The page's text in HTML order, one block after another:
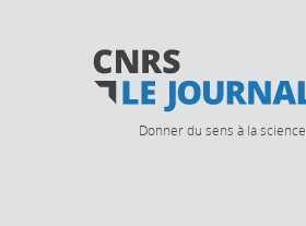
Donner du sens à la science